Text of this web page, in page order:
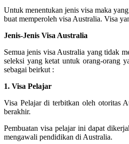
Untuk menentukan jenis visa maka
buat memperoleh visa Australia. Visa
Jenis-Jenis Visa Australia
Semua jenis visa Australia yang tidak
seleksi yang ketat untuk orang-orang
sebagai beirkut :
1. Visa Pelajar
Visa Pelajar di terbitkan oleh otoritas
berakhir.
Pembuatan visa pelajar ini dapat
mengawali pendidikan di Australia.